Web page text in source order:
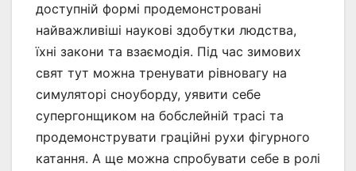
доступній формі продемонстровані
найважливіші наукові здобутки людства,
їхні закони та взаємодія. Під час зимових
свят тут можна тренувати рівновагу на
симуляторі сноуборду, уявити себе
супергонщиком на бобслейній трасі та
продемонструвати граційні рухи фігурного
катання. А ще можна спробувати себе в ролі